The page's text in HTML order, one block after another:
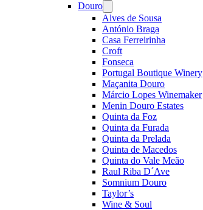
Douro
menu
Alves de Sousa
António Braga
Casa Ferreirinha
Croft
Fonseca
Portugal Boutique Winery
Maçanita Douro
Márcio Lopes Winemaker
Menin Douro Estates
Quinta da Foz
Quinta da Furada
Quinta da Prelada
Quinta de Macedos
Quinta do Vale Meão
Raul Riba D´Ave
Somnium Douro
Taylor’s
Wine & Soul